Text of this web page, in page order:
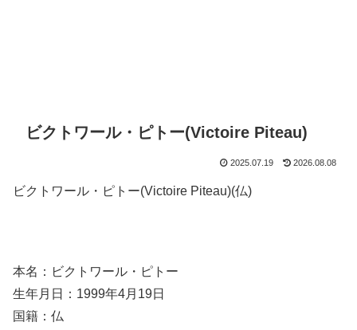
ビクトワール・ピトー(Victoire Piteau)
2025.07.19 2026.08.08
ビクトワール・ピトー(Victoire Piteau)(仏)
本名：ビクトワール・ピトー
生年月日：1999年4月19日
国籍：仏